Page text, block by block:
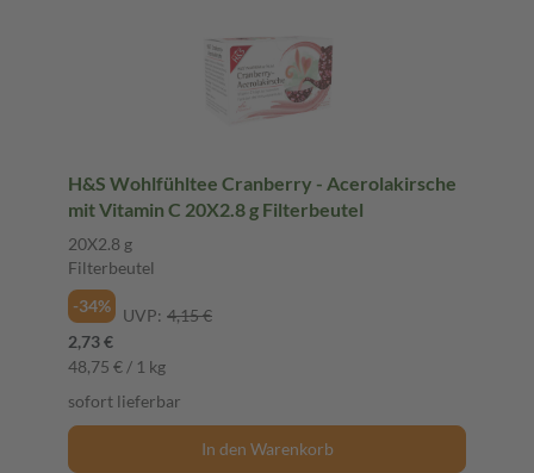
H&S Wohlfühltee Cranberry - Acerolakirsche
mit Vitamin C 20X2.8 g Filterbeutel
20X2.8 g
Filterbeutel
-34%
UVP: 4,15 €
2,73 €
48,75 € / 1 kg
sofort lieferbar
In den Warenkorb